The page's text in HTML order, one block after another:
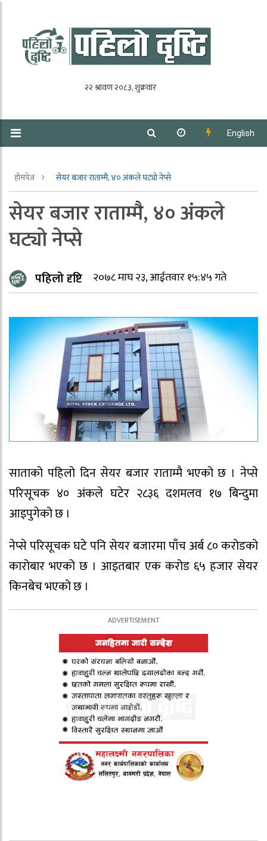
English
होमपेज सेयर बजार राताम्मै, ४० अंकले घट्यो नेप्से
सेयर बजार राताम्मै, ४० अंकले
घट्यो नेप्से
पहिलो दृष्टि २०७८ माघ २३, आईतवार १५:४५ गते
साताको पहिलो दिन सेयर बजार राताम्मै भएको छ । नेप्से
परिसूचक ४० अंकले घटेर २८३६ दशमलव १७ बिन्दुमा
आइपुगेको छ ।
नेप्से परिसूचक घटे पनि सेयर बजारमा पाँच अर्ब ८० करोडको
कारोबार भएको छ । आइतबार एक करोड ६५ हजार सेयर
किनबेच भएको छ ।